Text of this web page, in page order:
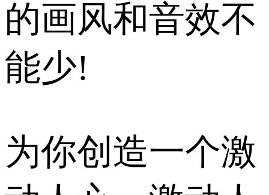
的画风和音效不
能少!
为你创造一个激